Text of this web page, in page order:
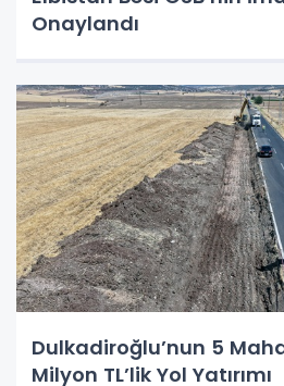
Onaylandı
Dulkadiroğlu’nun 5
Milyon TL’lik Yol Yatırımı